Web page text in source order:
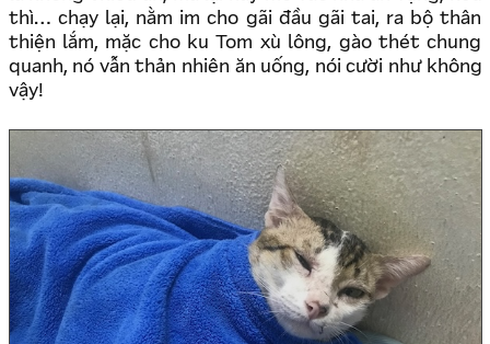
thì… chạy lại, nằm im cho gãi đầu gãi tai, ra bộ thân
thiện lắm, mặc cho ku Tom xù lông, gào thét chung
quanh, nó vẫn thản nhiên ăn uống, nói cười như không
vậy!